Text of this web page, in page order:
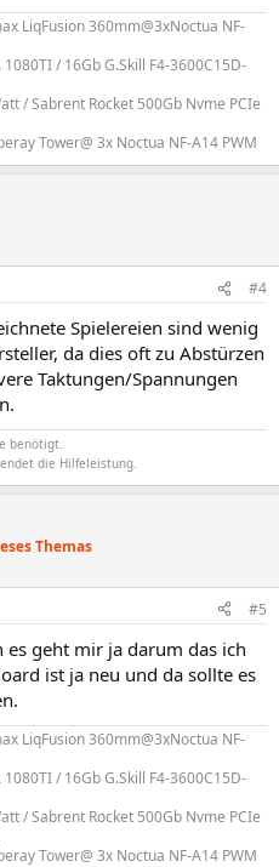
LiqFusion 360mm@3xNoctua NF-
/ 16Gb G.Skill F4-3600C15D-
/ Sabrent Rocket 500Gb Nvme PCIe
Tower@ 3x Noctua NF-A14 PWM
#4
Spielereien sind wenig
da dies oft zu Abstürzen
Taktungen/Spannungen
benötigt.
die Hilfeleistung.
Themas
#5
geht mir ja darum das ich
ist ja neu und da sollte es
LiqFusion 360mm@3xNoctua NF-
/ 16Gb G.Skill F4-3600C15D-
/ Sabrent Rocket 500Gb Nvme PCIe
Tower@ 3x Noctua NF-A14 PWM